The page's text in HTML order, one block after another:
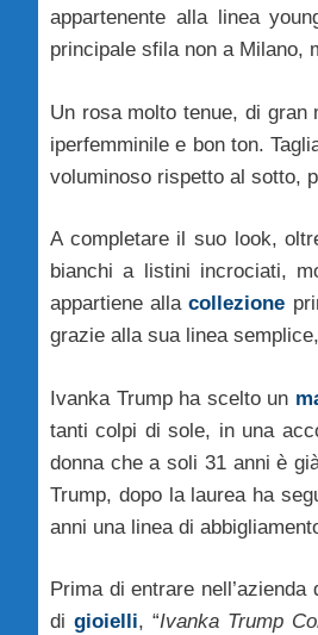
appartenente alla linea
principale sfila non a Milano,
Un rosa molto tenue, di gran
iperfemminile e bon ton.
voluminoso rispetto al sotto,
A completare il suo look,
bianchi a listini incrociati,
appartiene allacollezione
grazie alla sua linea
Ivanka Trump ha scelto un
tanti colpi di sole, in una
donna che a soli 31 anni è
Trump, dopo la laurea ha
anni una linea di
Prima di entrare
di gioielli, “Ivanka Trump